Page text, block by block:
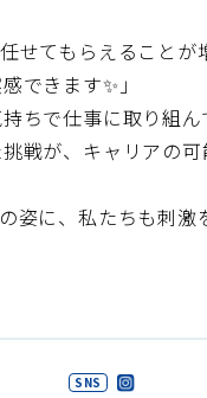
せてもらえることが
できます✨」
ちで仕事に取り組ん
戦が、キャリアの
姿に、私たちも刺激
SNS